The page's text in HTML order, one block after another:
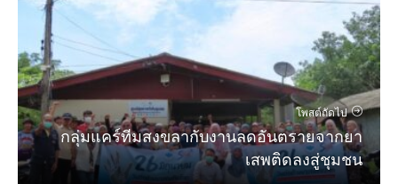
โพสต์ถัดไป
กลุ่มแคร์ทีมสงขลากับงานลดอันตรายจากยา
เสพติดลงสู่ชุมชน